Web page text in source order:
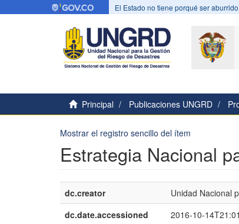
El Estado no tiene porqué ser aburrido
Principal
Publicaciones UNGRD
Mostrar el registro sencillo del ítem
Estrategia Nacional
dc.creator
Unidad Nacional
dc.date.accessioned
2016-10-